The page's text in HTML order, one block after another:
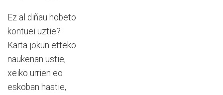
Ez al diñau hobeto
kontuei uztie?
Karta jokun etteko
naukenan ustie,
xeiko urrien eo
eskoban hastie,